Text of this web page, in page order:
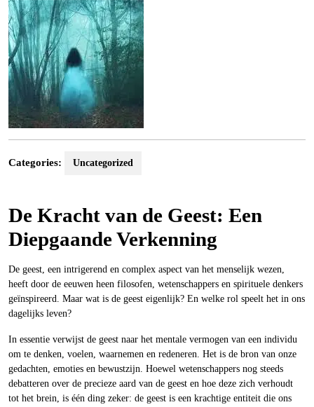
Categories: Uncategorized
De Kracht van de Geest: Een
Diepgaande Verkenning
De geest, een intrigerend en complex aspect van het menselijk wezen,
heeft door de eeuwen heen filosofen, wetenschappers en spirituele denkers
geïnspireerd. Maar wat is de geest eigenlijk? En welke rol speelt het in ons
dagelijks leven?
In essentie verwijst de geest naar het mentale vermogen van een individu
om te denken, voelen, waarnemen en redeneren. Het is de bron van onze
gedachten, emoties en bewustzijn. Hoewel wetenschappers nog steeds
debatteren over de precieze aard van de geest en hoe deze zich verhoudt
tot het brein, is één ding zeker: de geest is een krachtige entiteit die ons